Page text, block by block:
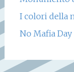
I colori della
No Mafia Day